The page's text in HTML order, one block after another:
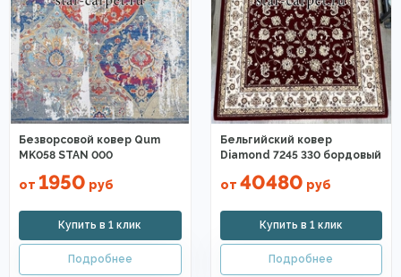
Безворсовой ковер Qum
MK058 STAN 000
от 1950 руб
Бельгийский ковер
Diamond 7245 330 бордовый
от 40480 руб